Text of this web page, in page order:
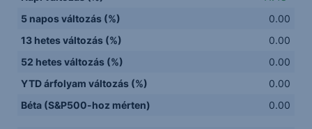
5 napos változás (%)
0.00
13 hetes változás (%)
0.00
52 hetes változás (%)
0.00
YTD árfolyam változás (%)
0.00
Béta (S&P500-hoz mérten)
0.00